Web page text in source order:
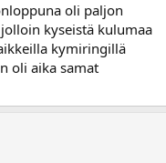
oli paljon
kyseistä kulumaa
kymiringillä
oli aika samat